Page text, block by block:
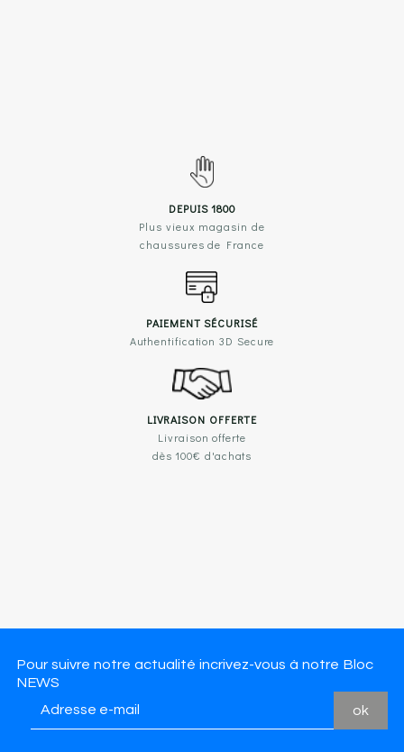
DEPUIS 1800
Plus vieux magasin de
chaussures de France
PAIEMENT SÉCURISÉ
Authentification 3D Secure
LIVRAISON OFFERTE
Livraison offerte
dès 100€ d'achats
Pour suivre notre actualité incrivez-vous à notre Bloc
NEWS